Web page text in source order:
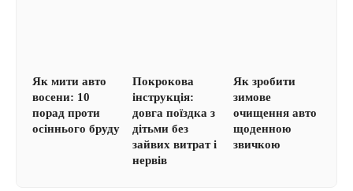
Як мити авто
восени: 10
порад проти
осіннього бруду
Покрокова
інструкція:
довга поїздка з
дітьми без
зайвих витрат і
нервів
Як зробити
зимове
очищення авто
щоденною
звичкою